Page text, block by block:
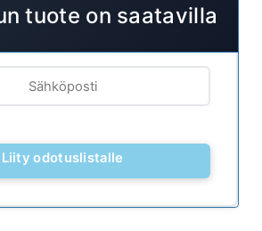
tuote on saatavilla